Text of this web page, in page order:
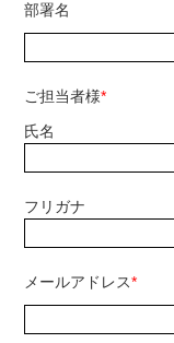
部署名
ご担当者様*
氏名
フリガナ
メールアドレス*